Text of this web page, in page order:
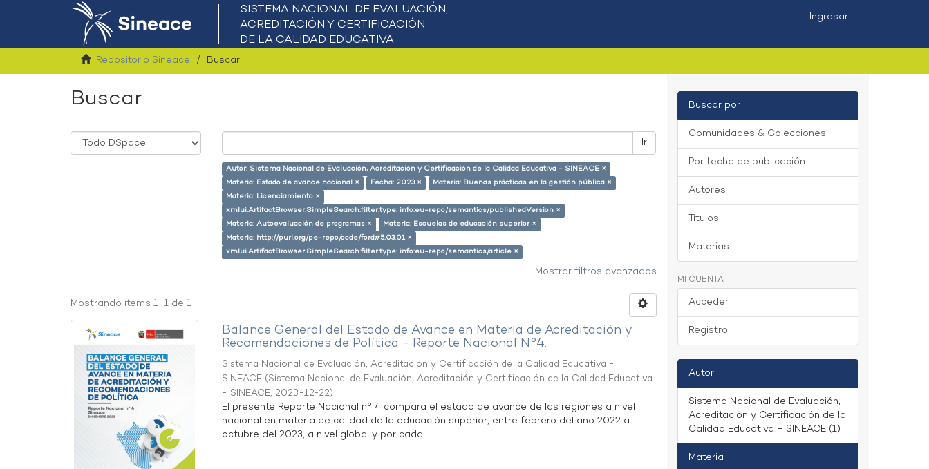
Ingresar
Repositorio Sineace Buscar
Buscar
Ir
Autor: Sistema Nacional de Evaluación, Acreditación y Certificación de la Calidad Educativa - SINEACE ×
Materia: Estado de avance nacional ×
Fecha: 2023 ×
Materia: Buenas prácticas en la gestión pública ×
Materia: Licenciamiento ×
xmlui.ArtifactBrowser.SimpleSearch.filter.type: info:eu-repo/semantics/publishedVersion ×
Materia: Autoevaluación de programas ×
Materia: Escuelas de educación superior ×
Materia: http://purl.org/pe-repo/ocde/ford#5.03.01 ×
xmlui.ArtifactBrowser.SimpleSearch.filter.type: info:eu-repo/semantics/article ×
Mostrar filtros avanzados
Mostrando ítems 1-1 de 1
Balance General del Estado de Avance en Materia de Acreditación y
Recomendaciones de Política - Reporte Nacional N°4.
Sistema Nacional de Evaluación, Acreditación y Certificación de la Calidad Educativa -
SINEACE (Sistema Nacional de Evaluación, Acreditación y Certificación de la Calidad Educativa
- SINEACE, 2023-12-22)
El presente Reporte Nacional n° 4 compara el estado de avance de las regiones a nivel
nacional en materia de calidad de la educación superior, entre febrero del año 2022 a
octubre del 2023, a nivel global y por cada ...
Buscar por
Comunidades & Colecciones
Por fecha de publicación
Autores
Títulos
Materias
MI CUENTA
Acceder
Registro
Autor
Sistema Nacional de Evaluación,
Acreditación y Certificación de la
Calidad Educativa - SINEACE (1)
Materia